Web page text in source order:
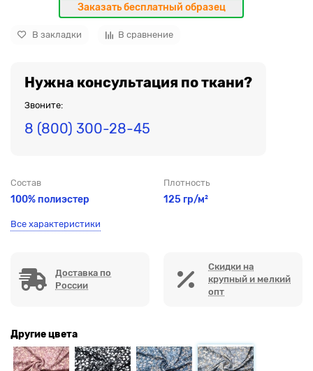
Заказать бесплатный образец
В закладки В сравнение
Нужна консультация по ткани?
Звоните:
8 (800) 300-28-45
Состав
100% полиэстер
Плотность
125 гр/м²
Все характеристики
Доставка по
России
Скидки на
крупный и мелкий
опт
Другие цвета